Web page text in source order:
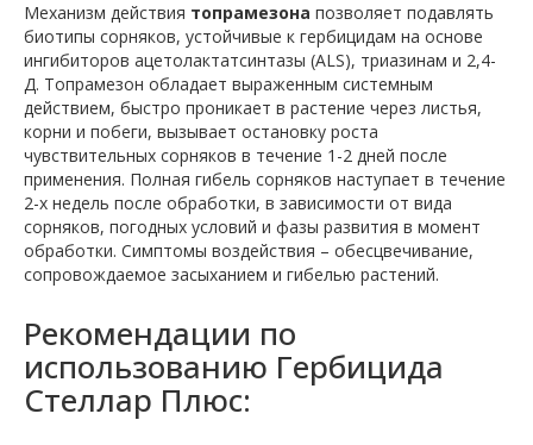
Механизм действия топрамезона позволяет подавлять
биотипы сорняков, устойчивые к гербицидам на основе
ингибиторов ацетолактатсинтазы (ALS), триазинам и 2,4-
Д. Топрамезон обладает выраженным системным
действием, быстро проникает в растение через листья,
корни и побеги, вызывает остановку роста
чувствительных сорняков в течение 1-2 дней после
применения. Полная гибель сорняков наступает в течение
2-х недель после обработки, в зависимости от вида
сорняков, погодных условий и фазы развития в момент
обработки. Симптомы воздействия – обесцвечивание,
сопровождаемое засыханием и гибелью растений.
Рекомендации по
использованию Гербицида
Стеллар Плюс: